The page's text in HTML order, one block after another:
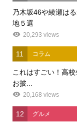
乃木坂46や綾瀬は
地５選
20,293 views
11 コラム
これはすごい！高
お披...
20,168 views
12 グルメ